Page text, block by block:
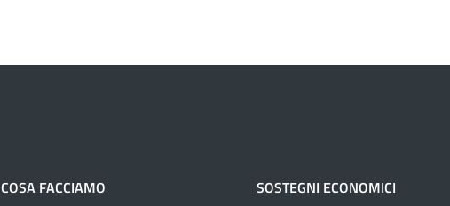
COSA FACCIAMO
SOSTEGNI ECONOMICI